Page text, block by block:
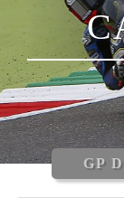
GP